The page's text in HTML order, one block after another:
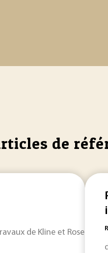
de
de Kline et Rosenberg